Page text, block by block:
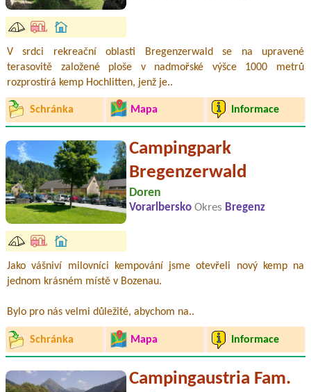
V srdci rekreační oblasti Bregenzerwald se na upravené
terasovitě založené ploše v nadmořské výšce 1000 metrů
rozprostírá kemp Hochlitten, jenž je..
Schránka Mapa Informace
Campingpark
Bregenzerwald
Doren
Vorarlbersko Okres Bregenz
Jako vášniví milovníci kempování jsme otevřeli nový kemp na
jednom krásném místě v Bozenau.
Bylo pro nás velmi důležité, abychom na..
Schránka Mapa Informace
Campingaustria Fam.